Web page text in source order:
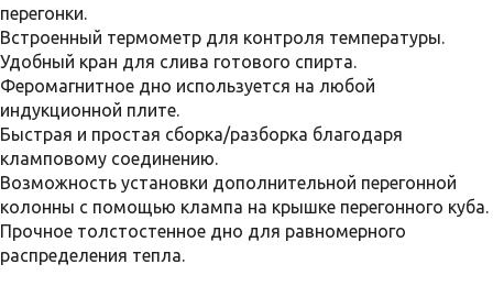
перегонки.
Встроенный термометр для контроля температуры.
Удобный кран для слива готового спирта.
Феромагнитное дно используется на любой
индукционной плите.
Быстрая и простая сборка/разборка благодаря
кламповому соединению.
Возможность установки дополнительной перегонной
колонны с помощью клампа на крышке перегонного куба.
Прочное толстостенное дно для равномерного
распределения тепла.